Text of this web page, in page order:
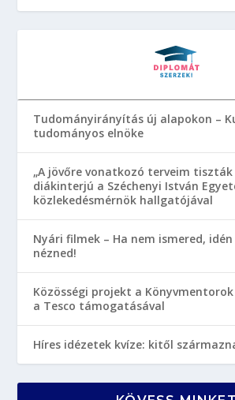
Tudományirányítás új alapokon –
tudományos elnöke
„A jövőre vonatkozó terveim tiszták
diákinterjú a Széchenyi István
közlekedésmérnök hallgatójával
Nyári filmek – Ha nem ismered,
nézned!
Közösségi projekt a
a Tesco támogatásával
Híres idézetek kvíze: kitől